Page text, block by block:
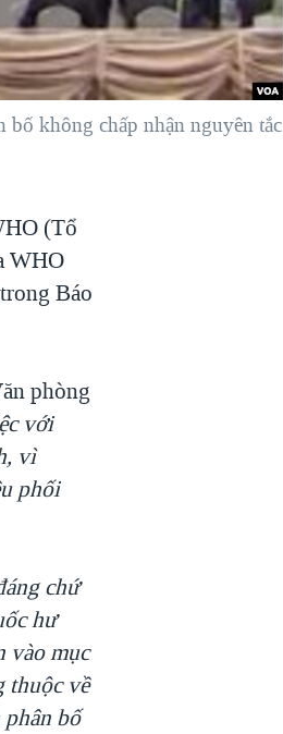
không chấp nhận nguyên tắc
(Tổ
WHO
Báo
phòng
với
vì
phối
chứ
hư
vào mục
thuộc về
bố